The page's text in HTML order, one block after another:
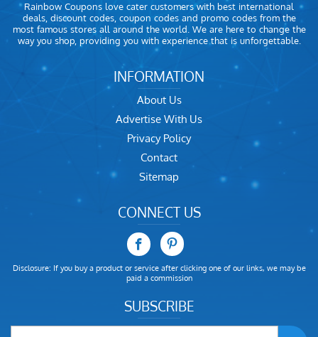
Rainbow Coupons love cater customers with best international
deals, discount codes, coupon codes and promo codes from the
most famous stores all around the world. We are here to change the
way you shop, providing you with experience that is unforgettable.
INFORMATION
About Us
Advertise With Us
Privacy Policy
Contact
Sitemap
CONNECT US
Disclosure: If you buy a product or service after clicking one of our links, we may be
paid a commission
SUBSCRIBE